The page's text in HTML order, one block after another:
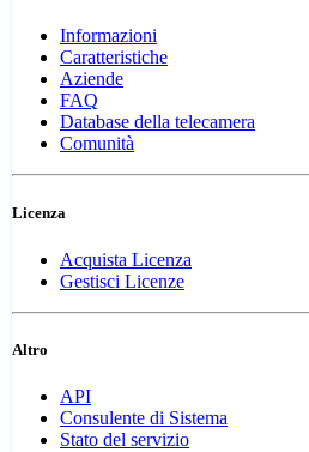
Informazioni
Caratteristiche
Aziende
FAQ
Database della telecamera
Comunità
Licenza
Acquista Licenza
Gestisci Licenze
Altro
API
Consulente di Sistema
Stato del servizio